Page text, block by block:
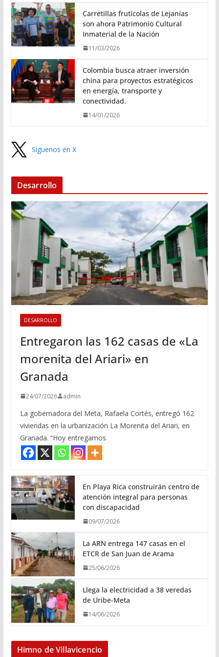
Carretillas frutícolas de Lejanías
son ahora Patrimonio Cultural
Inmaterial de la Nación
11/03/2026
Colombia busca atraer inversión
china para proyectos estratégicos
en energía, transporte y
conectividad.
14/01/2026
Síguenos en X
Desarrollo
DESARROLLO
Entregaron las 162 casas de «La
morenita del Ariari» en
Granada
24/07/2026 admin
La gobernadora del Meta, Rafaela Cortés, entregó 162
viviendas en la urbanización La Morenita del Ariari, en
Granada. “Hoy entregamos
En Playa Rica construirán centro de
atención integral para personas
con discapacidad
09/07/2026
La ARN entrega 147 casas en el
ETCR de San Juan de Arama
25/06/2026
Llega la electricidad a 38 veredas
de Uribe-Meta
14/06/2026
Himno de Villavicencio